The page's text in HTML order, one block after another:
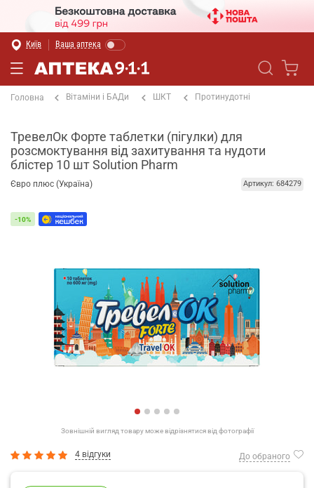
Київ Ваша аптека
Головна Вітаміни і БАДи ШКТ Протинудотні
ТревелОк Форте таблетки (пігулки) для
розсмоктування від захитування та нудоти
блістер 10 шт Solution Pharm
Євро плюс (Україна) Артикул: 684279
-10%
Зовнішній вигляд товару може відрізнятися від фотографії
4 відгуки До обраного